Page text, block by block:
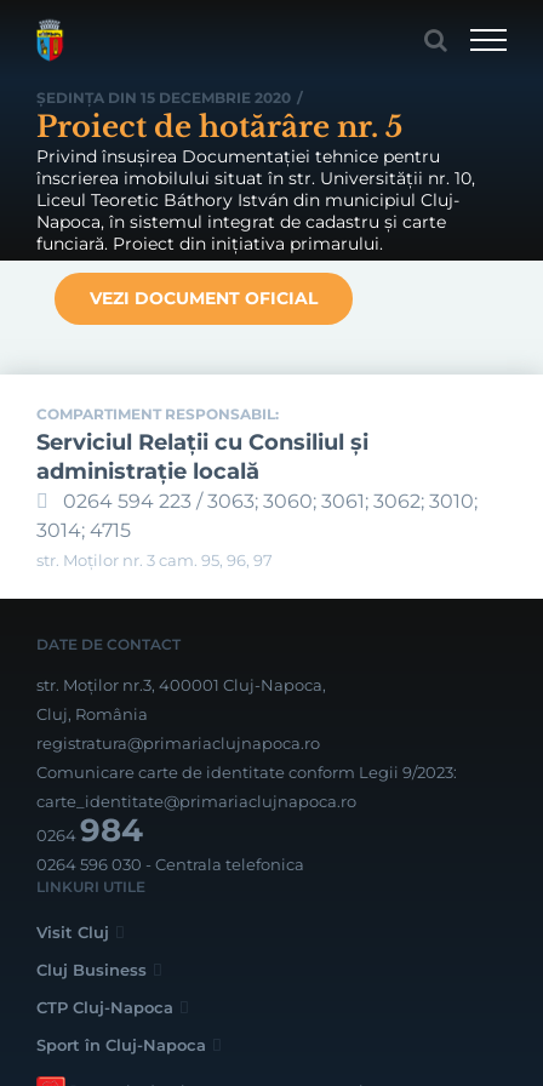
ȘEDINȚA DIN 15 DECEMBRIE 2020 /
Proiect de hotărâre nr. 5
Privind însușirea Documentației tehnice pentru
înscrierea imobilului situat în str. Universității nr. 10,
Liceul Teoretic Báthory István din municipiul Cluj-
Napoca, în sistemul integrat de cadastru și carte
funciară. Proiect din inițiativa primarului.
VEZI DOCUMENT OFICIAL
COMPARTIMENT RESPONSABIL:
Serviciul Relaţii cu Consiliul şi
administraţie locală
0264 594 223 / 3063; 3060; 3061; 3062; 3010;
3014; 4715
str. Moților nr. 3 cam. 95, 96, 97
DATE DE CONTACT
str. Moților nr.3, 400001 Cluj-Napoca,
Cluj, România
registratura@primariaclujnapoca.ro
Comunicare carte de identitate conform Legii 9/2023:
carte_identitate@primariaclujnapoca.ro
0264984
0264 596 030 - Centrala telefonica
LINKURI UTILE
Visit Cluj
Cluj Business
CTP Cluj-Napoca
Sport în Cluj-Napoca